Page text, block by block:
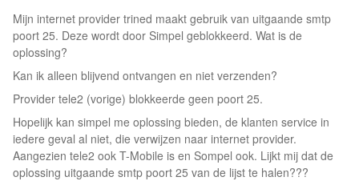
Mijn internet provider trined maakt gebruik van uitgaande smtp
poort 25. Deze wordt door Simpel geblokkeerd. Wat is de
oplossing?
Kan ik alleen blijvend ontvangen en niet verzenden?
Provider tele2 (vorige) blokkeerde geen poort 25.
Hopelijk kan simpel me oplossing bieden, de klanten service in
iedere geval al niet, die verwijzen naar internet provider.
Aangezien tele2 ook T-Mobile is en Sompel ook. Lijkt mij dat de
oplossing uitgaande smtp poort 25 van de lijst te halen???